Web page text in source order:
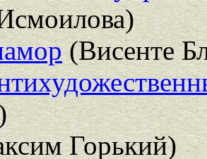
(Висенте
Горький)